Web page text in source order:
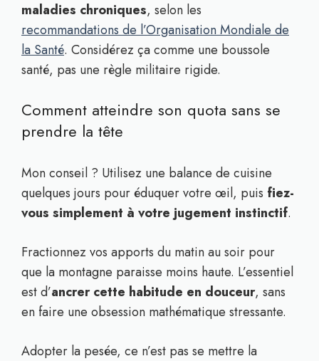
maladies chroniques, selon les
recommandations de l’Organisation Mondiale de
la Santé. Considérez ça comme une boussole
santé, pas une règle militaire rigide.
Comment atteindre son quota sans se
prendre la tête
Mon conseil ? Utilisez une balance de cuisine
quelques jours pour éduquer votre œil, puis fiez-
vous simplement à votre jugement instinctif.
Fractionnez vos apports du matin au soir pour
que la montagne paraisse moins haute. L’essentiel
est d’ancrer cette habitude en douceur, sans
en faire une obsession mathématique stressante.
Adopter la pesée, ce n’est pas se mettre la